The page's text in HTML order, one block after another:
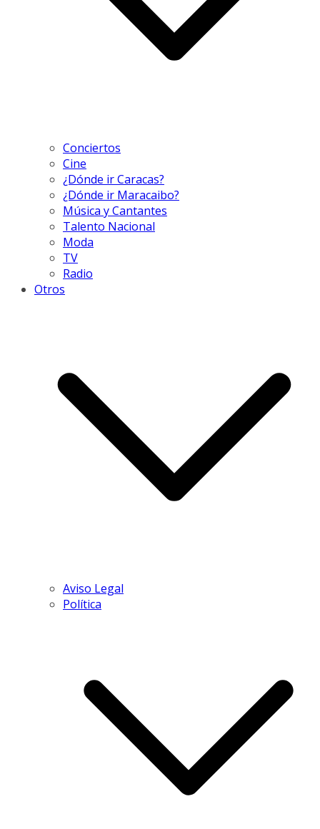
Conciertos
Cine
¿Dónde ir Caracas?
¿Dónde ir Maracaibo?
Música y Cantantes
Talento Nacional
Moda
TV
Radio
Otros
Aviso Legal
Política